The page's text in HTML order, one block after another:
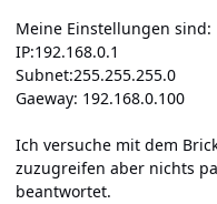
Meine Einstellungen sind:
IP:192.168.0.1
Subnet:255.255.255.0
Gaeway: 192.168.0.100
Ich versuche mit dem
zuzugreifen aber nichts
beantwortet.